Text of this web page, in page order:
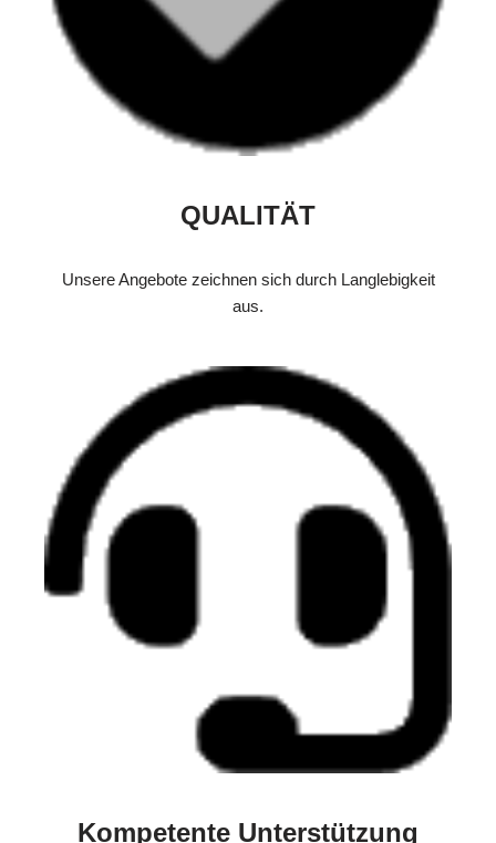
QUALITÄT
Unsere Angebote zeichnen sich durch Langlebigkeit
aus.
Kompetente Unterstützung